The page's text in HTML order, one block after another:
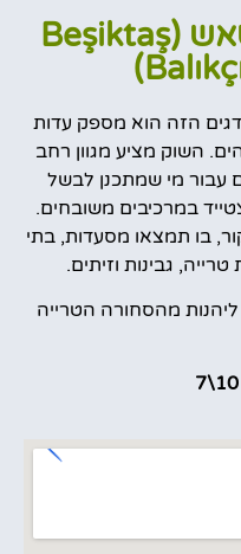
שוק הדגים בשיקטאש (Beşiktaş
הזה הוא מספק עדות
השוק מציע מגוון רחב
עבור מי שמתכנן לבשל
במרכיבים משובחים.
בו תמצאו מסעדות, בתי
גבינות וזיתים.
ליהנות מהסחורה הטרייה